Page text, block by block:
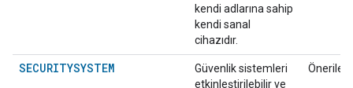
kendi adlarına sahip
kendi sanal
cihazıdır.
SECURITYSYSTEM
Güvenlik sistemleri
etkinleştirilebilir ve
Önerilen: